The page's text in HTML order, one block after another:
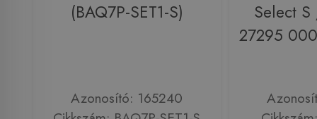
(BAQ7P-SET1-S)
Azonosító: 165240
Select
27295